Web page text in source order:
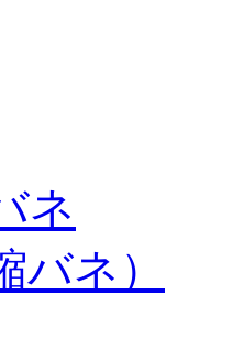
ネ
バネ）